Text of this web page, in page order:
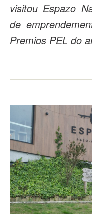
visitou Espazo
de
Premios PEL do